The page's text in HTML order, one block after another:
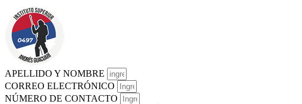
APELLIDO Y NOMBRE
CORREO ELECTRÓNICO
NÚMERO DE CONTACTO